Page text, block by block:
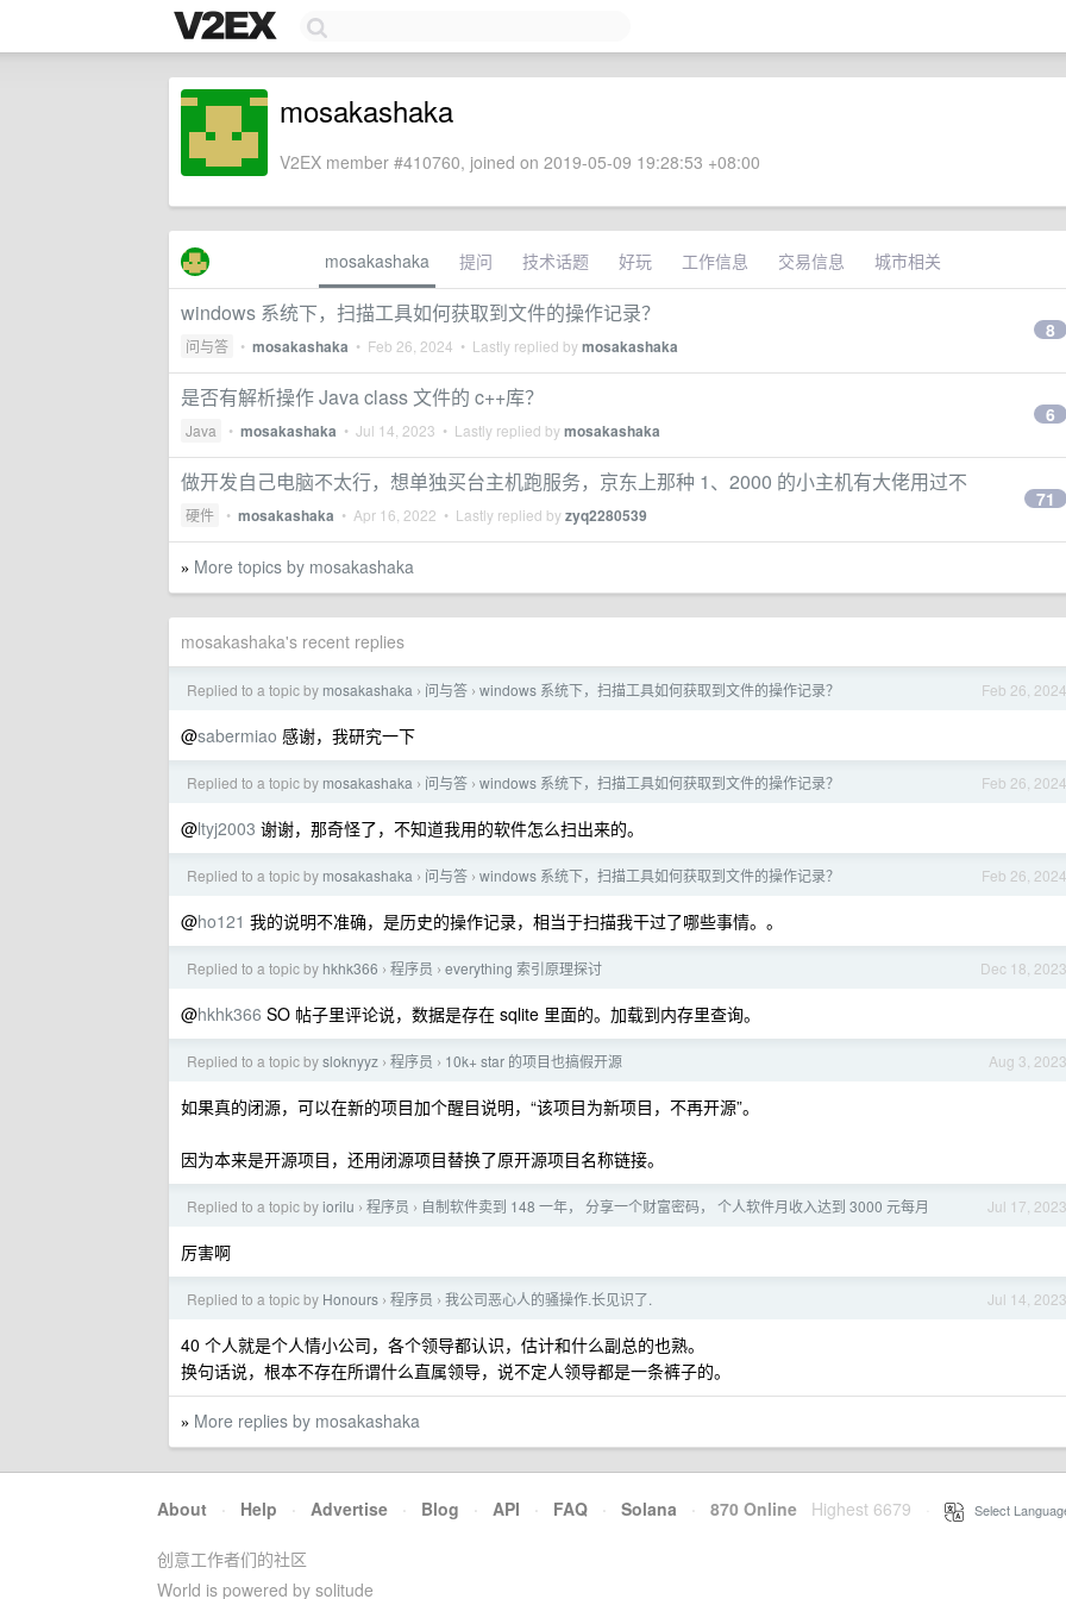
mosakashaka
V2EX member #410760, joined on 2019-05-09 19:28:53 +08:00
mosakashaka 提问 技术话题 好玩 工作信息 交易信息 城市相关
windows 系统下，扫描工具如何获取到文件的操作记录？
问与答 • mosakashaka • Feb 26, 2024 • Lastly replied bymosakashaka
8
是否有解析操作 Java class 文件的 c++库？
Java • mosakashaka • Jul 14, 2023 • Lastly replied bymosakashaka
6
做开发自己电脑不太行，想单独买台主机跑服务，京东上那种 1、2000 的小主机有大佬用过不
硬件 • mosakashaka • Apr 16, 2022 • Lastly replied byzyq2280539
71
» More topics by mosakashaka
mosakashaka's recent replies
Feb 26, 2024
Replied to a topic by mosakashaka › 问与答 › windows 系统下，扫描工具如何获取到文件的操作记录？
@sabermiao 感谢，我研究一下
Feb 26, 2024
Replied to a topic by mosakashaka › 问与答 › windows 系统下，扫描工具如何获取到文件的操作记录？
@ltyj2003 谢谢，那奇怪了，不知道我用的软件怎么扫出来的。
Feb 26, 2024
Replied to a topic by mosakashaka › 问与答 › windows 系统下，扫描工具如何获取到文件的操作记录？
@ho121 我的说明不准确，是历史的操作记录，相当于扫描我干过了哪些事情。。
Dec 18, 2023
Replied to a topic by hkhk366 › 程序员 › everything 索引原理探讨
@hkhk366 SO 帖子里评论说，数据是存在 sqlite 里面的。加载到内存里查询。
Aug 3, 2023
Replied to a topic bysloknyyz › 程序员 › 10k+ star 的项目也搞假开源
如果真的闭源，可以在新的项目加个醒目说明，“该项目为新项目，不再开源”。
因为本来是开源项目，还用闭源项目替换了原开源项目名称链接。
Jul 17, 2023
Replied to a topic byiorilu › 程序员 › 自制软件卖到 148 一年， 分享一个财富密码， 个人软件月收入达到 3000 元每月
厉害啊
Jul 14, 2023
Replied to a topic by Honours › 程序员 › 我公司恶心人的骚操作.长见识了.
40 个人就是个人情小公司，各个领导都认识，估计和什么副总的也熟。
换句话说，根本不存在所谓什么直属领导，说不定人领导都是一条裤子的。
» More replies by mosakashaka
About · Help · Advertise · Blog · API · FAQ · Solana · 870 Online Highest 6679 Select
创意工作者们的社区
World is powered by solitude